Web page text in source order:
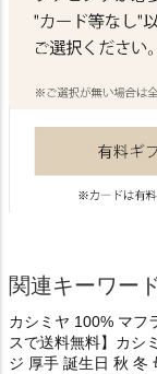
関連キーワー
カシミヤ 100% マフ
スで送料無料】カシ
ジ 厚手 誕生日 秋 冬